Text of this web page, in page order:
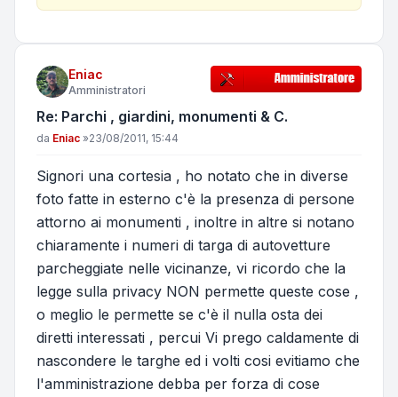
Eniac
Amministratori
Re: Parchi , giardini, monumenti & C.
Messaggio
da Eniac »23/08/2011, 15:44
Signori una cortesia , ho notato che in diverse
foto fatte in esterno c'è la presenza di persone
attorno ai monumenti , inoltre in altre si notano
chiaramente i numeri di targa di autovetture
parcheggiate nelle vicinanze, vi ricordo che la
legge sulla privacy NON permette queste cose ,
o meglio le permette se c'è il nulla osta dei
diretti interessati , percui Vi prego caldamente di
nascondere le targhe ed i volti cosi evitiamo che
l'amministrazione debba per forza di cose